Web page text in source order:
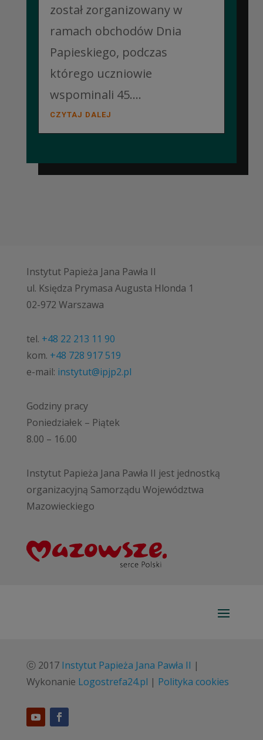
został zorganizowany w
ramach obchodów Dnia
Papieskiego, podczas
którego uczniowie
wspominali 45....
CZYTAJ DALEJ
Instytut Papieża Jana Pawła II
ul. Księdza Prymasa Augusta Hlonda 1
02-972 Warszawa
tel. +48 22 213 11 90
kom. +48 728 917 519
e-mail: instytut@ipjp2.pl
Godziny pracy
Poniedziałek – Piątek
8.00 – 16.00
Instytut Papieża Jana Pawła II jest jednostką
organizacyjną Samorządu Województwa
Mazowieckiego
ⓒ 2017 Instytut Papieża Jana Pawła II |
Wykonanie Logostrefa24.pl | Polityka cookies